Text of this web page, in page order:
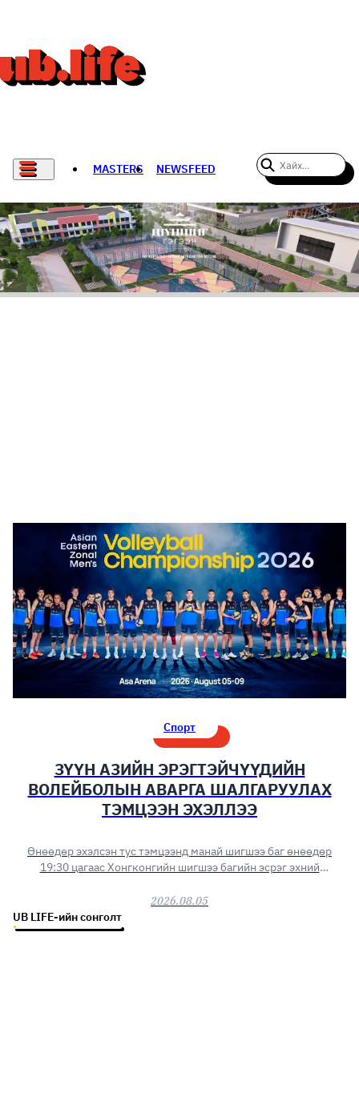
MASTERS NEWSFEED
#WOMENWHODARE СПОРТ
ХӨЛБӨМБӨГ
THE NEW YORK TIMES
Спорт
ЗҮҮН АЗИЙН ЭРЭГТЭЙЧҮҮДИЙН
ВОЛЕЙБОЛЫН АВАРГА ШАЛГАРУУЛАХ
ТЭМЦЭЭН ЭХЭЛЛЭЭ
Өнөөдөр эхэлсэн тус тэмцээнд манай шигшээ баг өнөөдөр
19:30 цагаас Хонгконгийн шигшээ багийн эсрэг эхний
2026.08.05
UB LIFE-ийн сонголт